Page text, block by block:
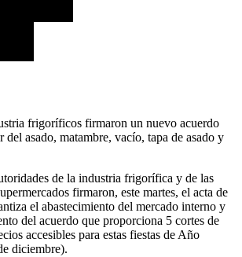
frigoríficos firmaron un nuevo acuerdo
del asado, matambre, vacío, tapa de asado y
de la industria frigorífica y de las
firmaron, este martes, el acta de
el abastecimiento del mercado interno y
del acuerdo que proporciona 5 cortes de
accesibles para estas fiestas de Año
diciembre).